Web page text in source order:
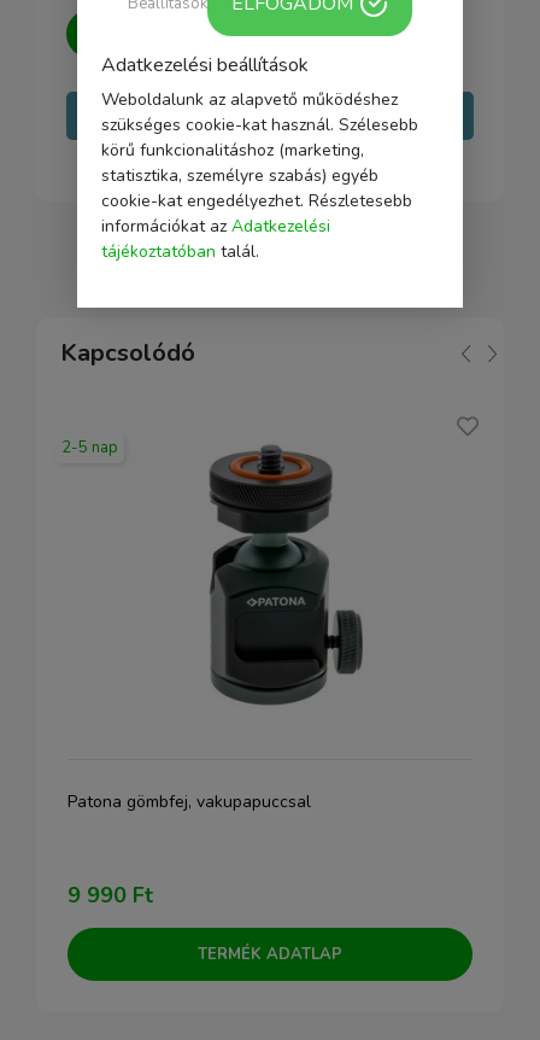
Kérdésed van?
Írj nekünk, igyekszünk
minden kérdésedre választ adni.
Írj nekünk
Kapcsolódó
2-5 nap
Patona gömbfej, vakupapuccsal
9 990 Ft
TERMÉK ADATLAP
Adatkezelési beállítások
Weboldalunk az alapvető működéshez
szükséges cookie-kat használ. Szélesebb
körű funkcionalitáshoz (marketing,
statisztika, személyre szabás) egyéb
cookie-kat engedélyezhet. Részletesebb
információkat az Adatkezelési
tájékoztatóban talál.